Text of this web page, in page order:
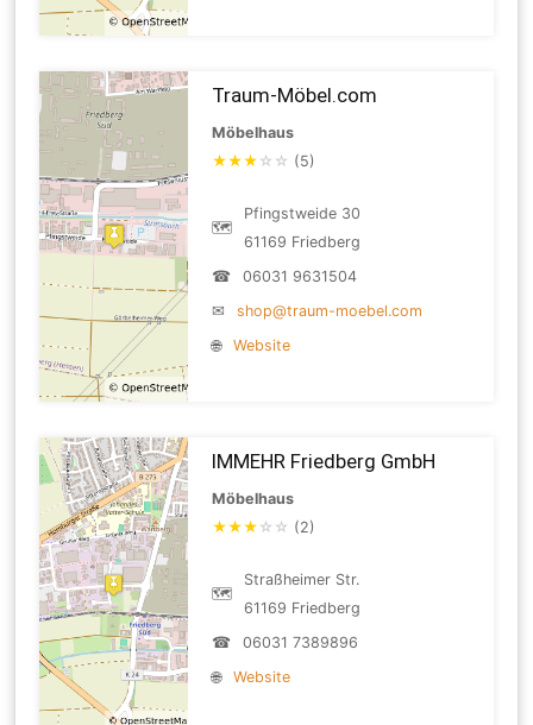
Traum-Möbel.com
Möbelhaus
★★★ ☆ ☆ (5)
🗺
Pfingstweide 30
61169 Friedberg
☎
06031 9631504
✉
shop@traum-moebel.com
🌐
Website
IMMEHR Friedberg GmbH
Möbelhaus
★★★ ☆ ☆ (2)
🗺
Straßheimer Str.
61169 Friedberg
☎
06031 7389896
🌐
Website